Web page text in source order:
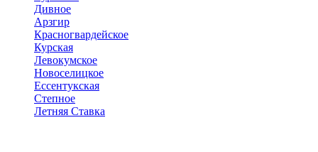
Дивное
Арзгир
Красногвардейское
Курская
Левокумское
Новоселицкое
Ессентукская
Степное
Летняя Ставка